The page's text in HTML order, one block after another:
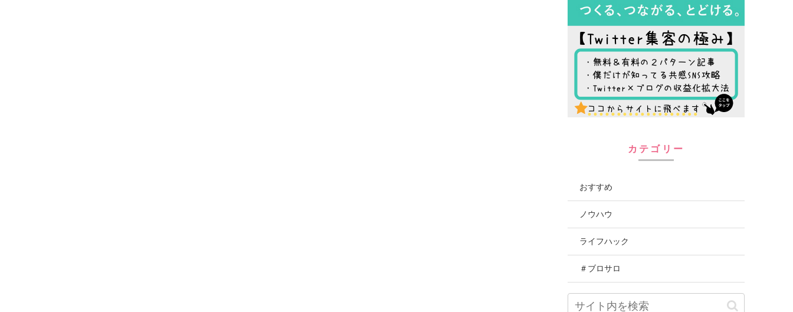
カテゴリー
おすすめ
ノウハウ
ライフハック
＃ブロサロ